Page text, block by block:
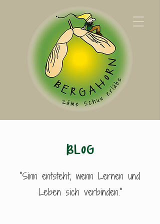
BLOG
"Sinn entsteht, wenn Lernen und
Leben sich verbinden."